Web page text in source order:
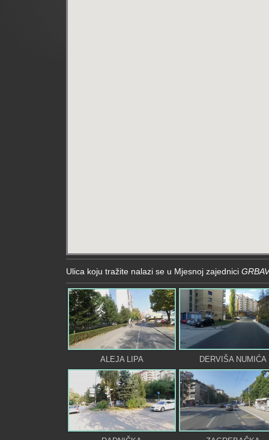
Ulica koju tražite nalazi se u Mjesnoj zajednici
ALEJA LIPA DERVIŠA NUMIĆA